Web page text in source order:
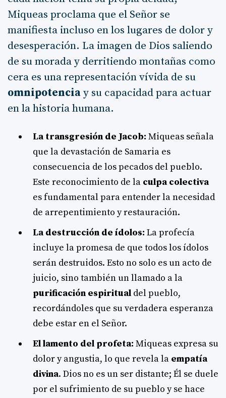
Miqueas proclama que el Señor se
manifiesta incluso en los lugares de dolor y
desesperación. La imagen de Dios saliendo
de su morada y derritiendo montañas como
cera es una representación vívida de su
omnipotenciay su capacidad para actuar
en la historia humana.
La transgresión de Jacob: Miqueas señala
que la devastación de Samaria es
consecuencia de los pecados del pueblo.
Este reconocimiento de la culpa colectiva
es fundamental para entender la necesidad
de arrepentimiento y restauración.
La destrucción de ídolos: La profecía
incluye la promesa de que todos los ídolos
serán destruidos. Esto no solo es un acto de
juicio, sino también un llamado a la
purificación espiritual del pueblo,
recordándoles que su verdadera esperanza
debe estar en el Señor.
El lamento del profeta: Miqueas expresa su
dolor y angustia, lo que revela la empatía
divina. Dios no es un ser distante; Él se duele
por el sufrimiento de su pueblo y se hace